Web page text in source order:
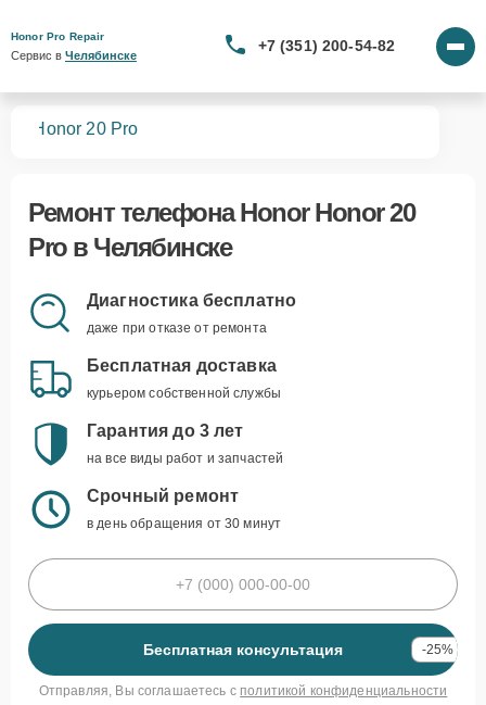
Honor Pro Repair
Сервис в Челябинске
+7 (351) 200-54-82
Honor 20 Pro
Ремонттелефона Honor Honor 20
Proв Челябинске
Диагностика бесплатно
даже при отказе от ремонта
Бесплатная доставка
курьером собственной службы
Гарантия до 3 лет
на все виды работ и запчастей
Срочный ремонт
в день обращения от 30 минут
Бесплатная консультация -25%
Отправляя, Вы соглашаетесь с политикой конфиденциальности